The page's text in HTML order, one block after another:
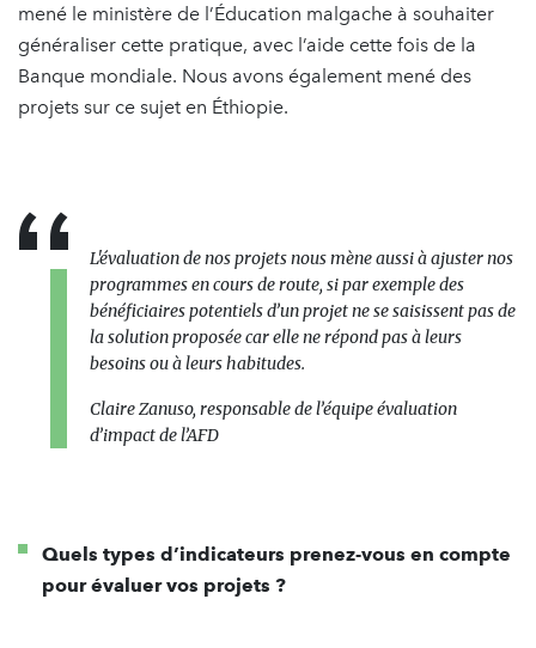
mené le ministère de l’Éducation malgache à souhaiter
généraliser cette pratique, avec l’aide cette fois de la
Banque mondiale. Nous avons également mené des
projets sur ce sujet en Éthiopie.
L'évaluation de nos projets nous mène aussi à ajuster nos
programmes en cours de route, si par exemple des
bénéficiaires potentiels d’un projet ne se saisissent pas de
la solution proposée car elle ne répond pas à leurs
besoins ou à leurs habitudes.
Claire Zanuso, responsable de l’équipe évaluation
d’impact de l’AFD
Quels types d’indicateurs prenez-vous en compte
pour évaluer vos projets ?